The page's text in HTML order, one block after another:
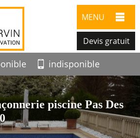
MENU
Devis gratuit
indisponible
piscine Pas Des